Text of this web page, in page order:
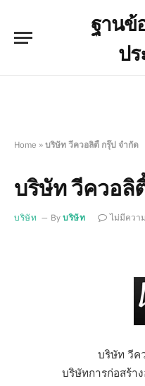
ฐานข้
ปร
Home » บริษัท วีควอลิตี้ กรุ๊ป จำกัด
บริษัท วีควอลิ
บริษัท By บริษัท ไม่มีควา
บริษัท วีค
บริษัทการก่อสร้า